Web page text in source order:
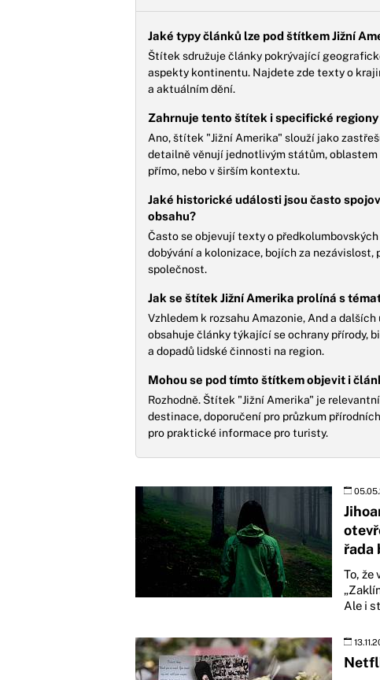
Jaké typy článků lze pod štítkem Jižní
Štítek sdružuje články pokrývající
aspekty kontinentu. Najdete zde texty o
a aktuálním dění.
Zahrnuje tento štítek i specifické regiony
Ano, štítek "Jižní Amerika" slouží jako
detailně věnují jednotlivým státům,
přímo, nebo v širším kontextu.
Jaké historické události jsou často
obsahu?
Často se objevují texty o
dobývání a kolonizace, bojích za
společnost.
Jak se štítek Jižní Amerika prolíná s
Vzhledem k rozsahu Amazonie, And a
obsahuje články týkající se ochrany přírody,
a dopadů lidské činnosti na region.
Mohou se pod tímto štítkem objevit i
Rozhodně. Štítek "Jižní Amerika" je
destinace, doporučení pro průzkum
pro praktické informace pro turisty.
řada
To, že
Ale i